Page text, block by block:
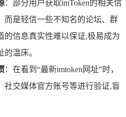
：部分用户获取imToken的相关信
而是轻信一些不知名的论坛、群
的信息真实性难以保证,极易成为
温床。
：在看到“最新imtoken网址”时，
社交媒体官方账号等进行验证,盲